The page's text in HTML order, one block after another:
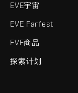
EVE宇宙
EVE Fanfest
EVE商品
探索计划